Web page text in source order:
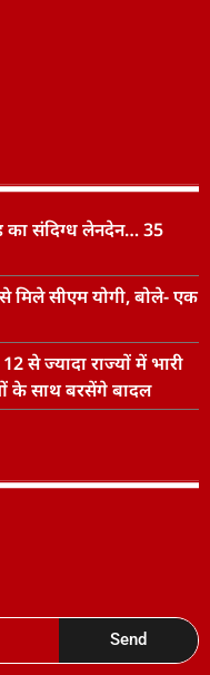
का संदिग्ध लेनदेन… 35
मिले सीएम योगी, बोले- एक
से ज्यादा राज्यों में भारी
के साथ बरसेंगे बादल
Send